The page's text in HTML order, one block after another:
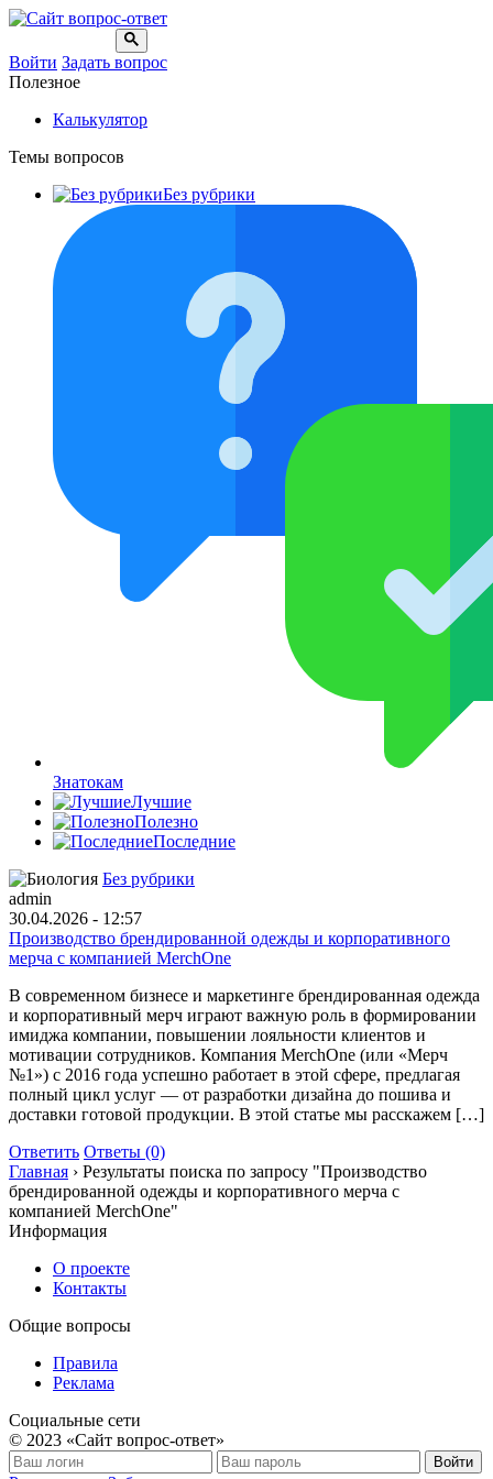
Войти Задать вопрос
Полезное
Калькулятор
Темы вопросов
Без рубрики
Знатокам
Лучшие
Полезно
Последние
Без рубрики
admin
30.04.2026 - 12:57
Производство брендированной одежды и корпоративного
мерча с компанией MerchOne
В современном бизнесе и маркетинге брендированная одежда
и корпоративный мерч играют важную роль в формировании
имиджа компании, повышении лояльности клиентов и
мотивации сотрудников. Компания MerchOne (или «Мерч
№1») с 2016 года успешно работает в этой сфере, предлагая
полный цикл услуг — от разработки дизайна до пошива и
доставки готовой продукции. В этой статье мы расскажем […]
Ответить Ответы (0)
Главная › Результаты поиска по запросу "Производство
брендированной одежды и корпоративного мерча с
компанией MerchOne"
Информация
О проекте
Контакты
Общие вопросы
Правила
Реклама
Социальные сети
© 2023 «Сайт вопрос-ответ»
Войти